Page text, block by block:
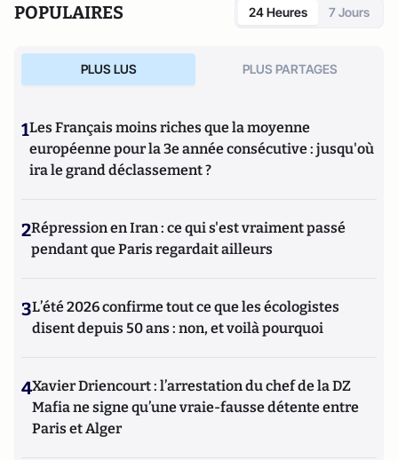
POPULAIRES 24 Heures 7 Jours
PLUS LUS PLUS PARTAGES
1Les Français moins riches que la moyenne
européenne pour la 3e année consécutive : jusqu'où
ira le grand déclassement ?
2Répression en Iran : ce qui s'est vraiment passé
pendant que Paris regardait ailleurs
3L’été 2026 confirme tout ce que les écologistes
disent depuis 50 ans : non, et voilà pourquoi
4Xavier Driencourt : l’arrestation du chef de la DZ
Mafia ne signe qu’une vraie-fausse détente entre
Paris et Alger